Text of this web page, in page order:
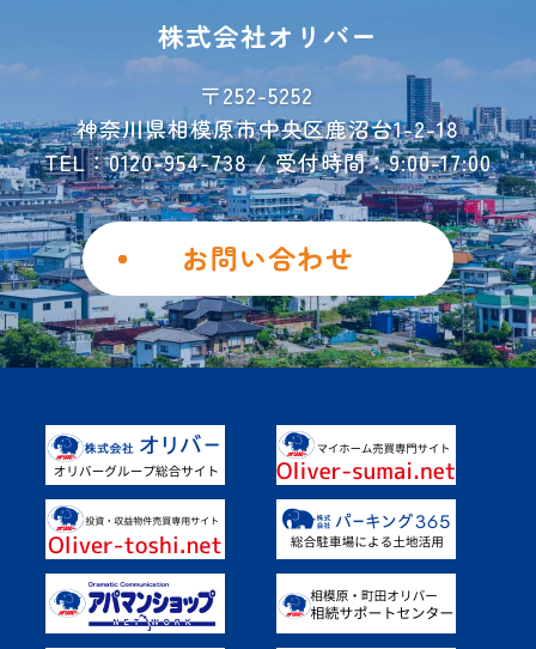
お荷物運搬サービス
お問い合わせ
ご解約フォーム
個人情報保護方針
勧誘方針
Instagram
Facebook
具体的なご活用事例
オーナー様の声
よくあるご質問
株式会社オリバー
〒252-5252
神奈川県相模原市中央区鹿沼台1-2-18
TEL：0120-954-738 / 受付時間：9:00-17:00
お問い合わせ